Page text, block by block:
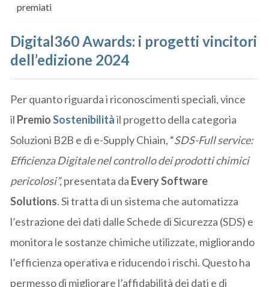
premiati
Digital360 Awards: i progetti vincitori
dell’edizione 2024
Per quanto riguarda i riconoscimenti speciali, vince
il PremioSostenibilitàil progetto della categoria
Soluzioni B2B e di e-Supply Chiain, “SDS-Full service:
Efficienza Digitale nel controllo dei prodotti chimici
pericolosi”,presentata da Every Software
Solutions. Si tratta di un sistema che automatizza
l’estrazione dei dati dalle Schede di Sicurezza (SDS) e
monitora le sostanze chimiche utilizzate, migliorando
l’efficienza operativa e riducendo i rischi. Questo ha
permesso di migliorare l’affidabilità dei dati e di